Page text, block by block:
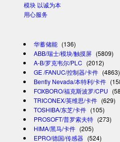
模块 以诚为本
用心服务
华蓄储能 (136)
ABB/瑞士/模块/触摸屏 (5809)
A-B/罗克韦尔/PLC (2012)
GE /FANUC/控制器/卡件 (4863)
Bently Nevada/本特利/卡件
FOXBORO/福克斯波罗/CPU
TRICONEX/英维思/卡件 (629)
TOSHIBA/东芝/卡件 (105)
PROSOFT/普罗索夫特 (273)
HIMA/黑马/卡件 (205)
EPRO/德国/传感器 (524)